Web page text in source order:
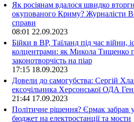
Як росіянам вдалося швидко
окупованого Криму? Журналісти
справи
08:01 22.09.2023
Бійки в ВР, Таїланд під час війни,
колцентрами: як Микола Тищенко
законотворчість на піар
17:15 18.09.2023
Довели до самогубства: Сергій
ексочільника Херсонської ОДА
21:44 17.09.2023
Політичне рішення? Єрмак забрав
бюджет на електростанції та мости